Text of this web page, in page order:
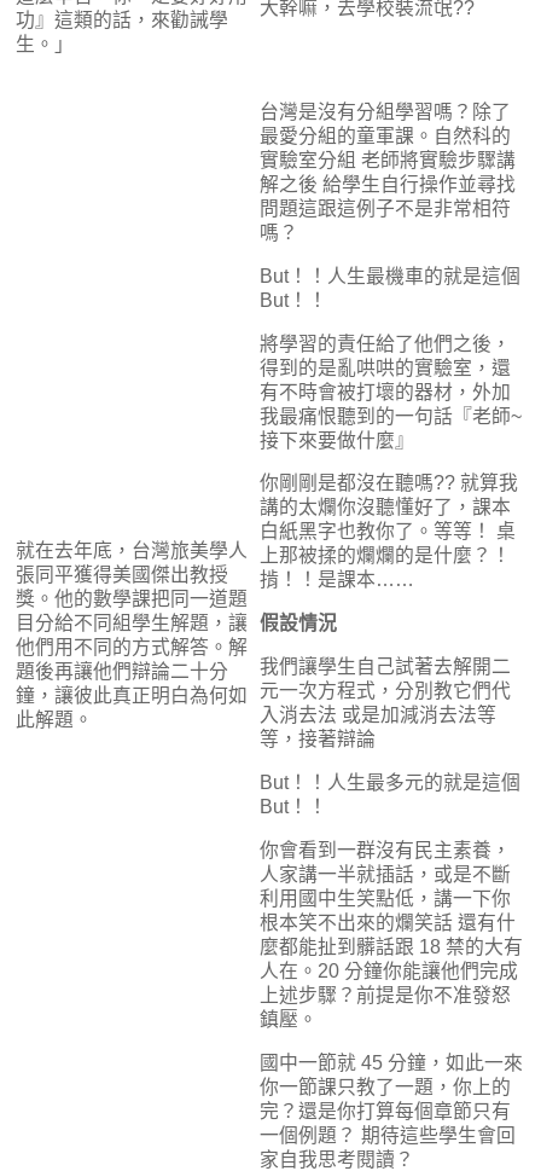
功』這類的話，來勸誡學
生。」
大幹嘛，去學校裝流氓??
就在去年底，台灣旅美學人
張同平獲得美國傑出教授
獎。他的數學課把同一道題
目分給不同組學生解題，讓
他們用不同的方式解答。解
題後再讓他們辯論二十分
鐘，讓彼此真正明白為何如
此解題。
台灣是沒有分組學習嗎？除了
最愛分組的童軍課。自然科的
實驗室分組 老師將實驗步驟講
解之後 給學生自行操作並尋找
問題這跟這例子不是非常相符
嗎？
But！！人生最機車的就是這個
But！！
將學習的責任給了他們之後，
得到的是亂哄哄的實驗室，還
有不時會被打壞的器材，外加
我最痛恨聽到的一句話『老師~
接下來要做什麼』
你剛剛是都沒在聽嗎?? 就算我
講的太爛你沒聽懂好了，課本
白紙黑字也教你了。等等！ 桌
上那被揉的爛爛的是什麼？！
掯！！是課本……
假設情況
我們讓學生自己試著去解開二
元一次方程式，分別教它們代
入消去法 或是加減消去法等
等，接著辯論
But！！人生最多元的就是這個
But！！
你會看到一群沒有民主素養，
人家講一半就插話，或是不斷
利用國中生笑點低，講一下你
根本笑不出來的爛笑話 還有什
麼都能扯到髒話跟 18 禁的大有
人在。20 分鐘你能讓他們完成
上述步驟？前提是你不准發怒
鎮壓。
國中一節就 45 分鐘，如此一來
你一節課只教了一題，你上的
完？還是你打算每個章節只有
一個例題？ 期待這些學生會回
家自我思考閱讀？